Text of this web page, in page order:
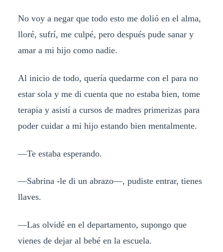
No voy a negar que todo esto me dolió en el alma,
lloré, sufrí, me culpé, pero después pude sanar y
amar a mi hijo como nadie.
Al inicio de todo, quería quedarme con el para no
estar sola y me di cuenta que no estaba bien, tome
terapia y asistí a cursos de madres primerizas para
poder cuidar a mi hijo estando bien mentalmente.
—Te estaba esperando.
—Sabrina -le di un abrazo—, pudiste entrar, tienes
llaves.
—Las olvidé en el departamento, supongo que
vienes de dejar al bebé en la escuela.